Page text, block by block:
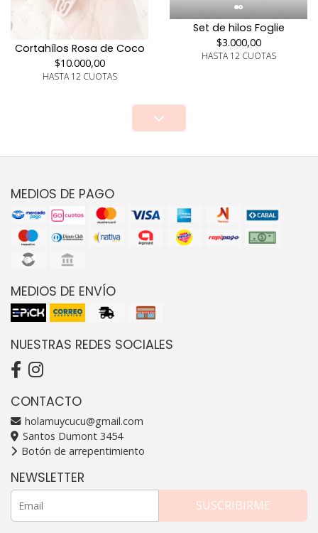
Cortahílos Rosa de Coco
$10.000,00
HASTA 12 CUOTAS
Set de hilos Foglie
$3.000,00
HASTA 12 CUOTAS
MEDIOS DE PAGO
MEDIOS DE ENVÍO
NUESTRAS REDES SOCIALES
CONTACTO
holamuycucu@gmail.com
Santos Dumont 3454
Botón de arrepentimiento
NEWSLETTER
SUSCRIBIRME